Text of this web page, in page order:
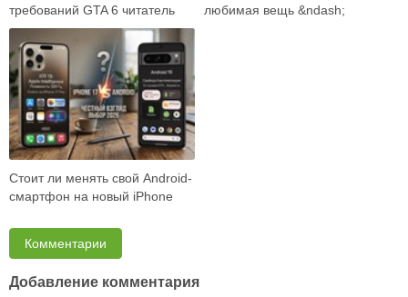
требований GTA 6 читатель
встречает как готовый ответ:
вот карта …
любимая вещь &ndash;
Стоит ли менять свой Android-
смартфон на новый iPhone
возможност…
Комментарии
Добавление комментария